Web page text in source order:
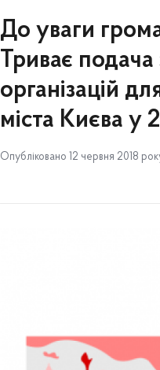
До уваги
Триває
організацій
міста Києва у
Опубліковано 12 червня 2018